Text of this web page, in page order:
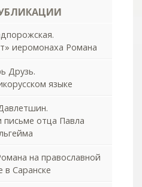
иеромонаха Романа
Друзь.
языке
письме отца Павла
на православной
в Саранске